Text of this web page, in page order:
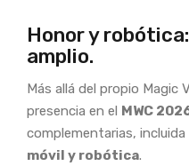
Honor y
amplio.
Más allá del propio Magic
presencia en el MWC
complementarias, incluida
móvil y robótica.